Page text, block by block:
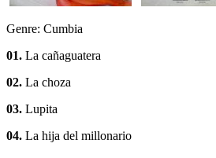
Genre: Cumbia
01. La cañaguatera
02. La choza
03. Lupita
04. La hija del millonario